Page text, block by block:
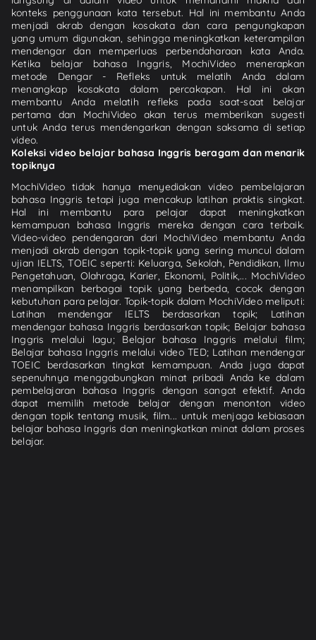
konteks penggunaan kata tersebut. Hal ini membantu Anda
menjadi akrab dengan kosakata dan cara pengungkapan
yang umum digunakan, sehingga meningkatkan keterampilan
mendengar dan memperluas perbendaharaan kata Anda.
Ketika belajar bahasa Inggris, MochiVideo menerapkan
metode Dengar - Refleks untuk melatih Anda dalam
menangkap kosakata dalam percakapan. Hal ini akan
membantu Anda melatih refleks pada saat-saat belajar
pertama dan MochiVideo akan terus memberikan sugesti
untuk Anda terus mendengarkan dengan saksama di setiap
video.
Koleksi video belajar bahasa Inggris beragam dan menarik
topiknya
MochiVideo tidak hanya menyediakan video pembelajaran
bahasa Inggris tetapi juga mencakup latihan praktis singkat.
Hal ini membantu para pelajar dapat meningkatkan
kemampuan bahasa Inggris mereka dengan cara terbaik.
Video-video pendengaran dari MochiVideo membantu Anda
menjadi akrab dengan topik-topik yang sering muncul dalam
ujian IELTS, TOEIC seperti: Keluarga, Sekolah, Pendidikan, Ilmu
Pengetahuan, Olahraga, Karier, Ekonomi, Politik,... MochiVideo
menampilkan berbagai topik yang berbeda, cocok dengan
kebutuhan para pelajar. Topik-topik dalam MochiVideo meliputi:
Latihan mendengar IELTS berdasarkan topik; Latihan
mendengar bahasa Inggris berdasarkan topik; Belajar bahasa
Inggris melalui lagu; Belajar bahasa Inggris melalui film;
Belajar bahasa Inggris melalui video TED; Latihan mendengar
TOEIC berdasarkan tingkat kemampuan. Anda juga dapat
sepenuhnya menggabungkan minat pribadi Anda ke dalam
pembelajaran bahasa Inggris dengan sangat efektif. Anda
dapat memilih metode belajar dengan menonton video
dengan topik tentang musik, film... untuk menjaga kebiasaan
belajar bahasa Inggris dan meningkatkan minat dalam proses
belajar.